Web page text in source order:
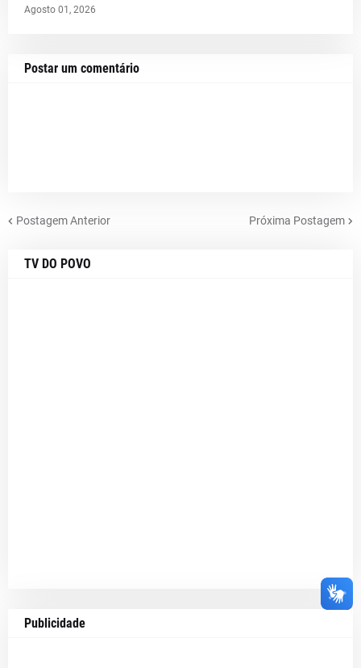
Agosto 01, 2026
Postar um comentário
Postagem Anterior Próxima Postagem
TV DO POVO
Publicidade